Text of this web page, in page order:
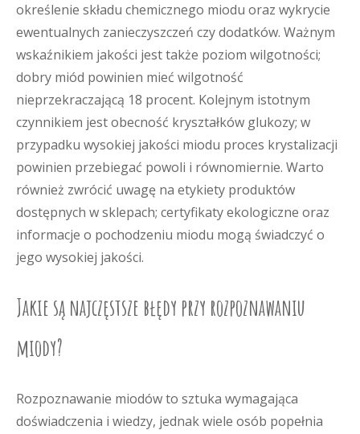
określenie składu chemicznego miodu oraz wykrycie
ewentualnych zanieczyszczeń czy dodatków. Ważnym
wskaźnikiem jakości jest także poziom wilgotności;
dobry miód powinien mieć wilgotność
nieprzekraczającą 18 procent. Kolejnym istotnym
czynnikiem jest obecność kryształków glukozy; w
przypadku wysokiej jakości miodu proces krystalizacji
powinien przebiegać powoli i równomiernie. Warto
również zwrócić uwagę na etykiety produktów
dostępnych w sklepach; certyfikaty ekologiczne oraz
informacje o pochodzeniu miodu mogą świadczyć o
jego wysokiej jakości.
Jakie są najczęstsze błędy przy rozpoznawaniu
miody?
Rozpoznawanie miodów to sztuka wymagająca
doświadczenia i wiedzy, jednak wiele osób popełnia